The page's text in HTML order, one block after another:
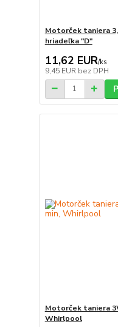
Motorček taniera
hriadeľka "D"
11,62 EUR/ks
9,45 EUR bez DPH
Motorček taniera
Whirlpool